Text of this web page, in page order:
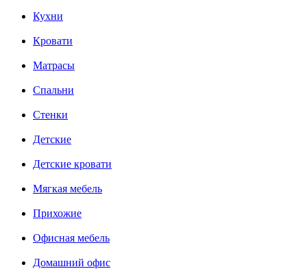
Кухни
Кровати
Матрасы
Cпальни
Стенки
Детские
Детские кровати
Мягкая мебель
Прихожие
Офисная мебель
Домашний офис